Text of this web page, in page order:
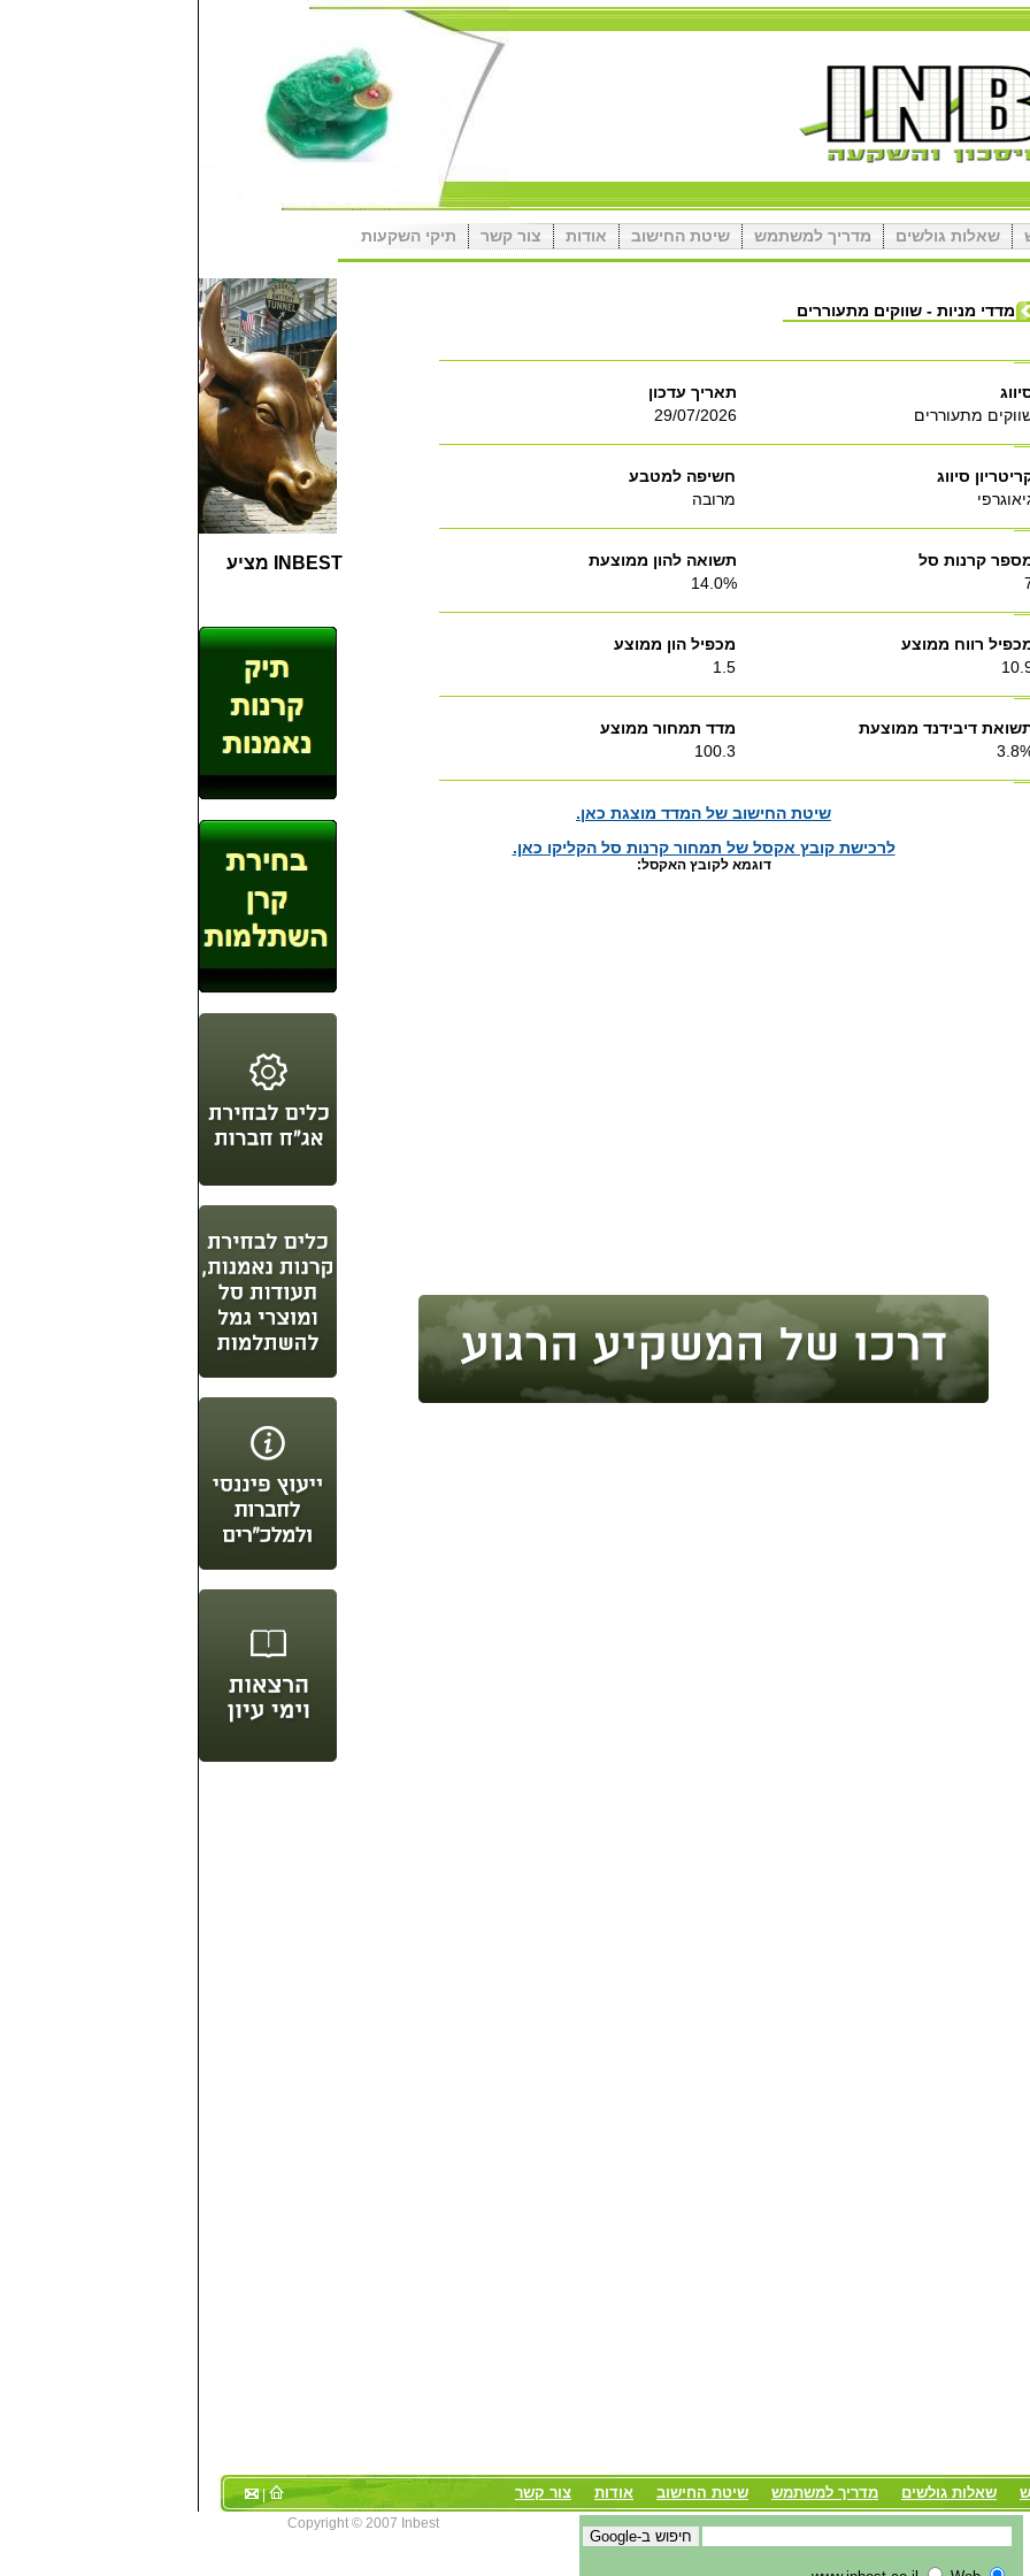
שאלות גולשים מדריך למשתמש שיטת החישוב אודות צור קשר תיקי השקעות
מדדי מניות - שווקים מתעוררים
תאריך עדכון
מתעוררים
29/07/2026
סיווג
חשיפה למטבע
מרובה
קרנות סל
תשואה להון ממוצעת
14.0%
רווח ממוצע
מכפיל הון ממוצע
1.5
דיבידנד ממוצעת
מדד תמחור ממוצע
100.3
שיטת החישוב של המדד מוצגת כאן.
לרכישת קובץ אקסל של תמחור קרנות סל הקליקו כאן.
דוגמא לקובץ האקסל:
INBEST מציע
שאלות גולשים מדריך למשתמש שיטת החישוב אודות צור קשר |
Copyright © 2007 Inbest